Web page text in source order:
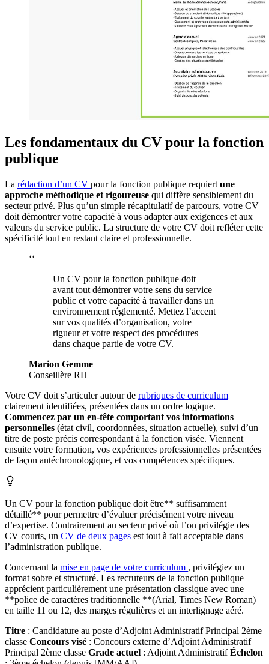
Les fondamentaux du CV pour la fonction
publique
La rédaction d’un CV pour la fonction publique requiert une
approche méthodique et rigoureuse qui diffère sensiblement du
secteur privé. Plus qu’un simple récapitulatif de parcours, votre CV
doit démontrer votre capacité à vous adapter aux exigences et aux
valeurs du service public. La structure de votre CV doit refléter cette
spécificité tout en restant claire et professionnelle.
‘‘
Un CV pour la fonction publique doit
avant tout démontrer votre sens du service
public et votre capacité à travailler dans un
environnement réglementé. Mettez l’accent
sur vos qualités d’organisation, votre
rigueur et votre respect des procédures
dans chaque partie de votre CV.
Marion Gemme
Conseillère RH
Votre CV doit s’articuler autour de rubriques de curriculum
clairement identifiées, présentées dans un ordre logique.
Commencez par un en-tête comportant vos informations
personnelles (état civil, coordonnées, situation actuelle), suivi d’un
titre de poste précis correspondant à la fonction visée. Viennent
ensuite votre formation, vos expériences professionnelles présentées
de façon antéchronologique, et vos compétences spécifiques.
Un CV pour la fonction publique doit être** suffisamment
détaillé** pour permettre d’évaluer précisément votre niveau
d’expertise. Contrairement au secteur privé où l’on privilégie des
CV courts, un CV de deux pages est tout à fait acceptable dans
l’administration publique.
Concernant la mise en page de votre curriculum , privilégiez un
format sobre et structuré. Les recruteurs de la fonction publique
apprécient particulièrement une présentation classique avec une
**police de caractères traditionnelle **(Arial, Times New Roman)
en taille 11 ou 12, des marges régulières et un interlignage aéré.
Titre : Candidature au poste d’Adjoint Administratif Principal 2ème
classe Concours visé : Concours externe d’Adjoint Administratif
Principal 2ème classe Grade actuel : Adjoint AdministratifÉchelon